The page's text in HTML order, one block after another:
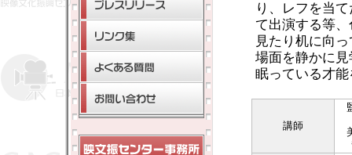
り、レフを当
て出演する等
見たり机に向
場面を静かに
眠っている才
講師